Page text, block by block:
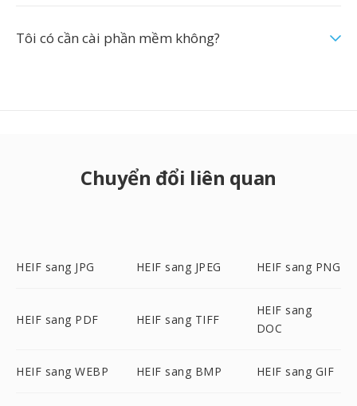
Tôi có cần cài phần mềm không?
Chuyển đổi liên quan
HEIF sang JPG HEIF sang JPEG HEIF sang PNG
HEIF sang PDF HEIF sang TIFF
HEIF sang
DOC
HEIF sang WEBP HEIF sang BMP HEIF sang GIF